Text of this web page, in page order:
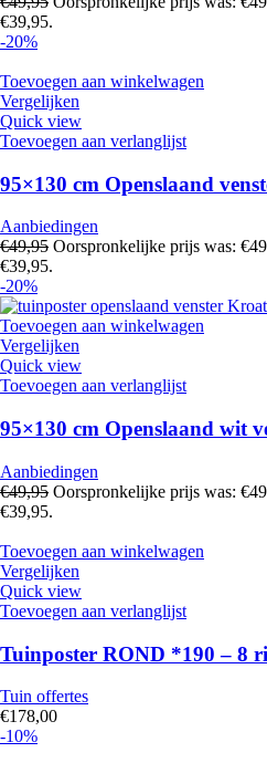
€39,95.
-20%
Toevoegen aan winkelwagen
Vergelijken
Quick view
Toevoegen aan verlanglijst
95×130 cm Openslaand
Aanbiedingen
€49,95 Oorspronkelijke prijs was:
€39,95.
-20%
Toevoegen aan winkelwagen
Vergelijken
Quick view
Toevoegen aan verlanglijst
95×130 cm Openslaand wit
Aanbiedingen
€49,95 Oorspronkelijke prijs was:
€39,95.
Toevoegen aan winkelwagen
Vergelijken
Quick view
Toevoegen aan verlanglijst
Tuinposter ROND *190 – 8
Tuin offertes
€178,00
-10%